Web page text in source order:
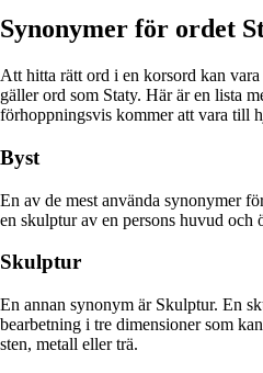
Synonymer för ordet
Att hitta rätt ord i en korsord kan
gäller ord som Staty. Här är en lista
förhoppningsvis kommer att vara till
Byst
En av de mest använda synonymer
en skulptur av en persons huvud och
Skulptur
En annan synonym är Skulptur. En
bearbetning i tre dimensioner som
sten, metall eller trä.